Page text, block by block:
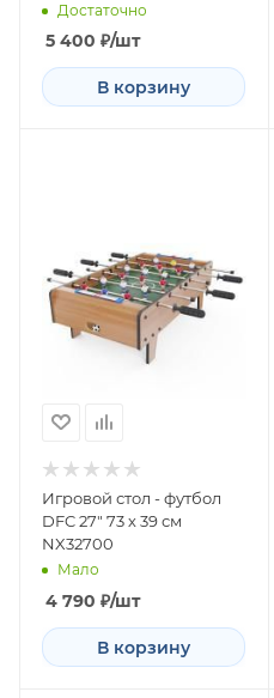
Достаточно
5 400 ₽/шт
В корзину
Игровой стол - футбол
DFC 27" 73 х 39 см
NX32700
Мало
4 790 ₽/шт
В корзину